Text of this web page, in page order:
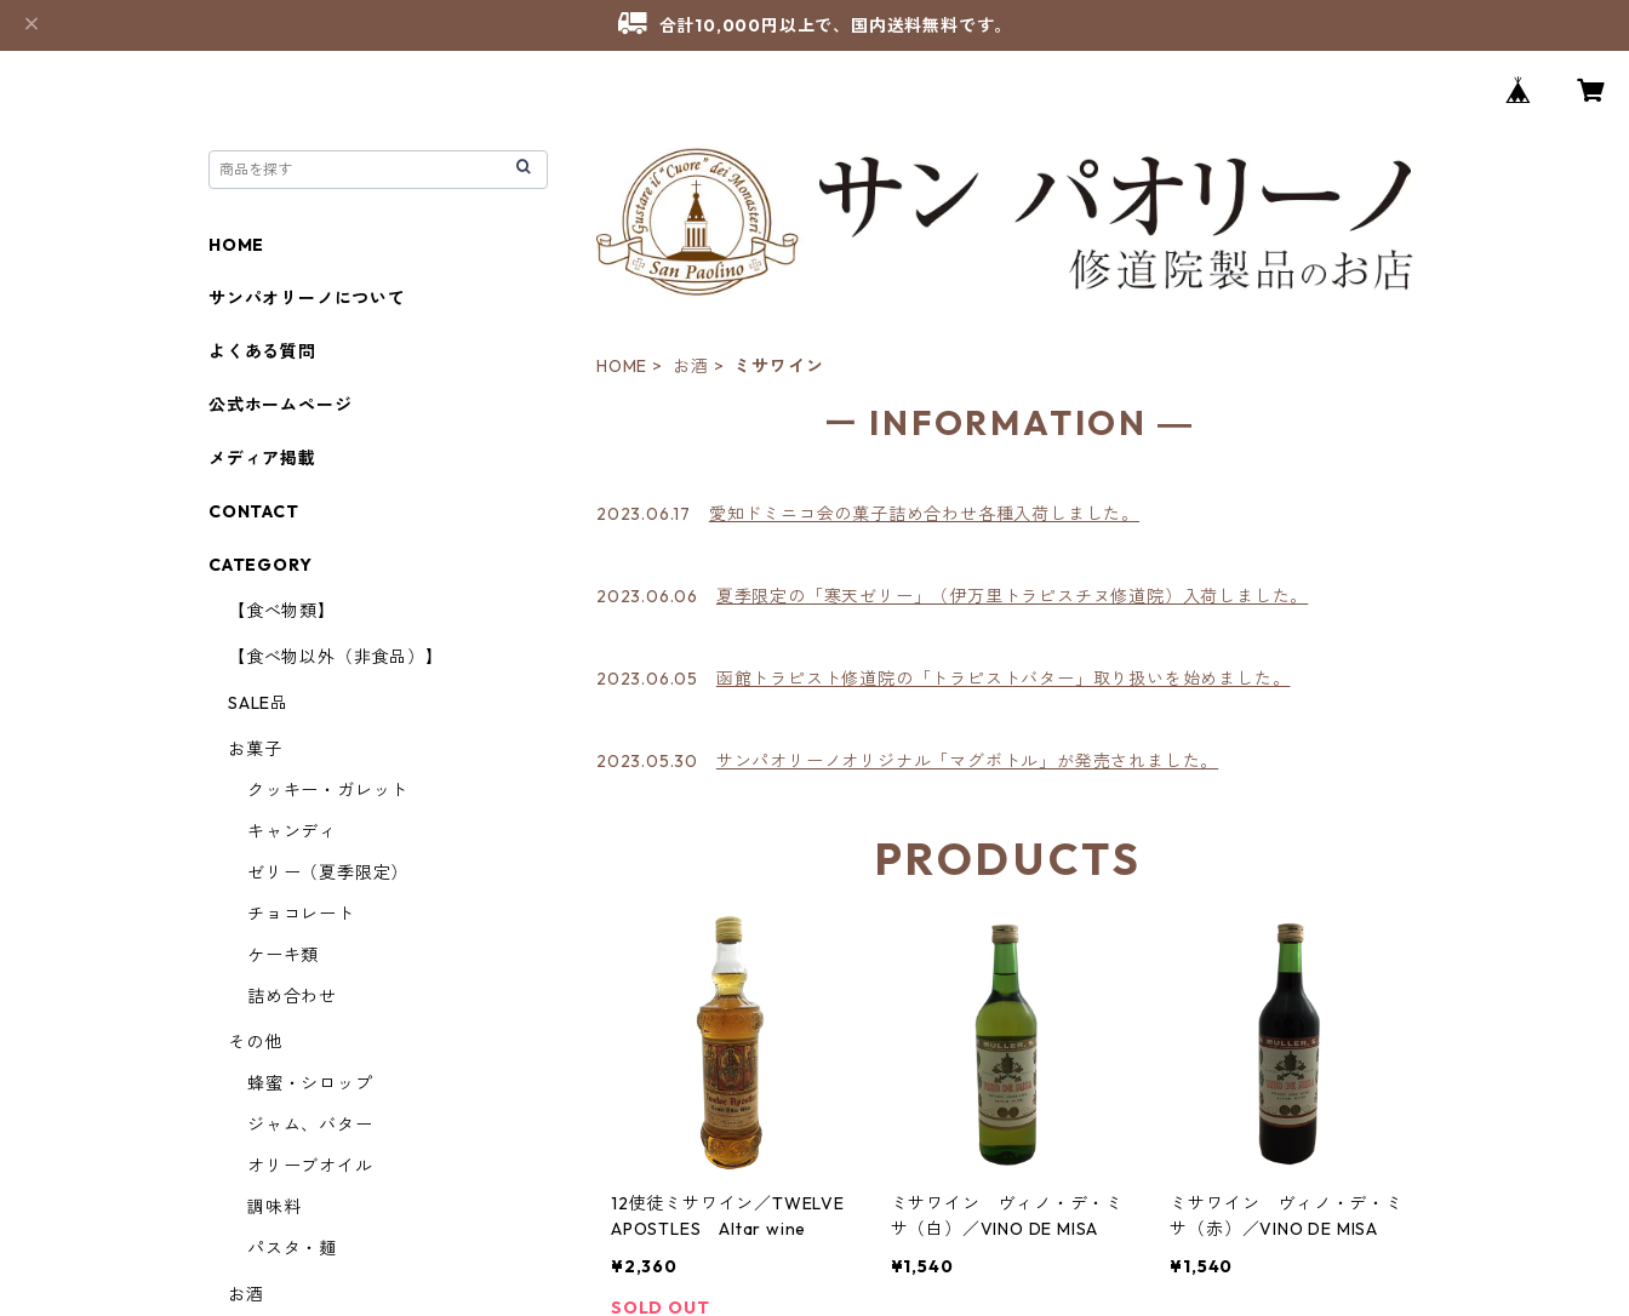
合計10,000円以上で、国内送料無料です。
HOME お酒 ミサワイン
ー INFORMATION ―
2023.06.17 愛知ドミニコ会の菓子詰め合わせ各種入荷しました。
2023.06.06 夏季限定の「寒天ゼリー」（伊万里トラピスチヌ修道院）入荷しました。
2023.06.05 函館トラピスト修道院の「トラピストバター」取り扱いを始めました。
2023.05.30 サンパオリーノオリジナル「マグボトル」が発売されました。
PRODUCTS
12使徒ミサワイン／TWELVE
APOSTLES Altar wine
¥2,360
SOLD OUT
ミサワイン ヴィノ・デ・ミ
サ（白）／VINO DE MISA
¥1,540
ミサワイン ヴィノ・デ・ミ
サ（赤）／VINO DE MISA
¥1,540
HOME
サンパオリーノについて
よくある質問
公式ホームページ
メディア掲載
CONTACT
CATEGORY
【食べ物類】
【食べ物以外（非食品）】
SALE品
お菓子
クッキー・ガレット
キャンディ
ゼリー（夏季限定）
チョコレート
ケーキ類
詰め合わせ
その他
蜂蜜・シロップ
ジャム、バター
オリーブオイル
調味料
パスタ・麺
お酒